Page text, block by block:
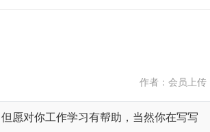
作者：会员上传
愿对你工作学习有帮助，当然你在写写